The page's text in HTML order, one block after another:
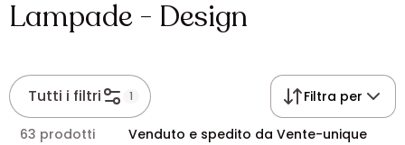
Lampade - Design
Tutti i filtri 1 Filtra per
63 prodotti Venduto e spedito da Vente-unique